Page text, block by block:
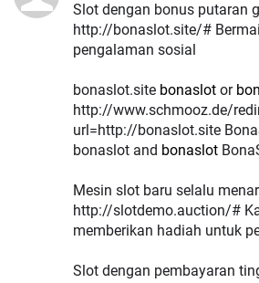
Slot dengan bonus putaran
http://bonaslot.site/#
pengalaman sosial
bonaslot.site bonaslot or
http://www.schmooz.de/
url=http://bonaslot.site
bonaslot and bonaslot
Mesin slot baru selalu
http://slotdemo.auction/#
memberikan hadiah untuk
Slot dengan pembayaran